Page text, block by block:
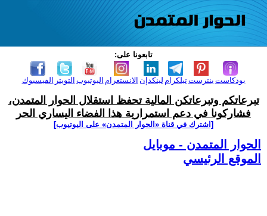
تابعونا على:
الفيسبوك التويتر اليوتيوب الانستغرام لينكدإن تيلكرامبنترست بودكاست
تبرعاتكم وتبرعاتكن المالية تحفظ استقلال الحوار المتمدن،
فشاركونا في دعم استمرارية هذا الفضاء اليساري الحر
[اشترك في قناة ‫«الحوار المتمدن» على اليوتيوب]
الحوار المتمدن - موبايل
الموقع الرئيسي